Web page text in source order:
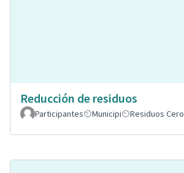
Reducción de residuos
Participantes
Municipi Residuos Cero